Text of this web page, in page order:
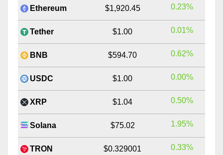
Ethereum $1,920.45 0.23%
Tether $1.00 0.01%
BNB $594.70 0.62%
USDC $1.00 0.00%
XRP $1.04 0.50%
Solana $75.02 1.95%
TRON $0.329001 0.33%